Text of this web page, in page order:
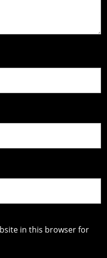
in this browser for